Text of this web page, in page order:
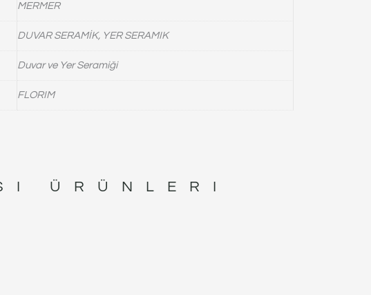
MERMER
DUVAR SERAMİK, YER SERAMIK
Duvar ve Yer Seramiği
FLORIM
ÜRÜNLERI